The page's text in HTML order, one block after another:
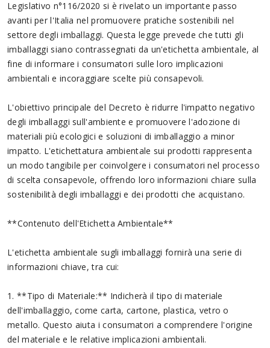
Legislativo n°116/2020 si è rivelato un importante passo
avanti per l'Italia nel promuovere pratiche sostenibili nel
settore degli imballaggi. Questa legge prevede che tutti gli
imballaggi siano contrassegnati da un'etichetta ambientale, al
fine di informare i consumatori sulle loro implicazioni
ambientali e incoraggiare scelte più consapevoli.
L'obiettivo principale del Decreto è ridurre l'impatto negativo
degli imballaggi sull'ambiente e promuovere l'adozione di
materiali più ecologici e soluzioni di imballaggio a minor
impatto. L'etichettatura ambientale sui prodotti rappresenta
un modo tangibile per coinvolgere i consumatori nel processo
di scelta consapevole, offrendo loro informazioni chiare sulla
sostenibilità degli imballaggi e dei prodotti che acquistano.
**Contenuto dell'Etichetta Ambientale**
L'etichetta ambientale sugli imballaggi fornirà una serie di
informazioni chiave, tra cui:
1. **Tipo di Materiale:** Indicherà il tipo di materiale
dell'imballaggio, come carta, cartone, plastica, vetro o
metallo. Questo aiuta i consumatori a comprendere l'origine
del materiale e le relative implicazioni ambientali.